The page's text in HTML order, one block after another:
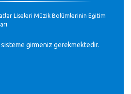
Liseleri Müzik Bölümlerinin Eğitim
sisteme girmeniz gerekmektedir.